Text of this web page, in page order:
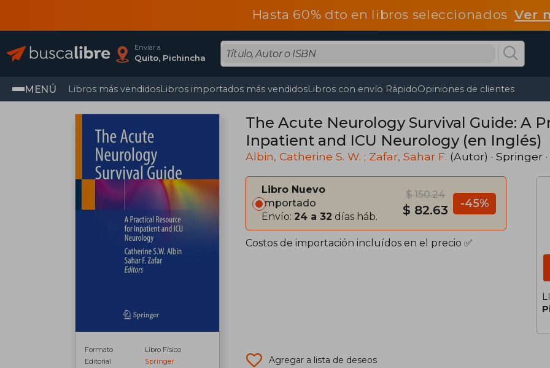
Hasta 60% dto en libros seleccionadosVer
Enviar a
Quito, Pichincha
MENÚ Libros más vendidosLibros importados más vendidosLibros con envío RápidoOpiniones de clientes
Formato
Libro Físico
Editorial
Springer
The Acute Neurology Survival Guide: A
Inpatient and ICU Neurology (en Inglés)
Albin, Catherine S. W. ; Zafar, Sahar F. (Autor) · Springer
Libro Nuevo
Importado
Envío: 24 a 32 días háb.
$ 150.24
$ 82.63 -45%
Costos de importación incluídos en el precio ✅
Agregar a lista de deseos